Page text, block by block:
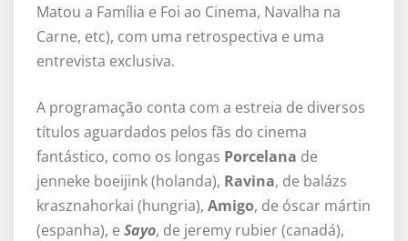
Matou a Família e Foi ao Cinema, Navalha na
Carne, etc), com uma retrospectiva e uma
entrevista exclusiva.
A programação conta com a estreia de diversos
títulos aguardados pelos fãs do cinema
fantástico, como os longas Porcelana de
jenneke boeijink (holanda), Ravina, de balázs
krasznahorkai (hungria), Amigo, de óscar mártin
(espanha), e Sayo, de jeremy rubier (canadá),